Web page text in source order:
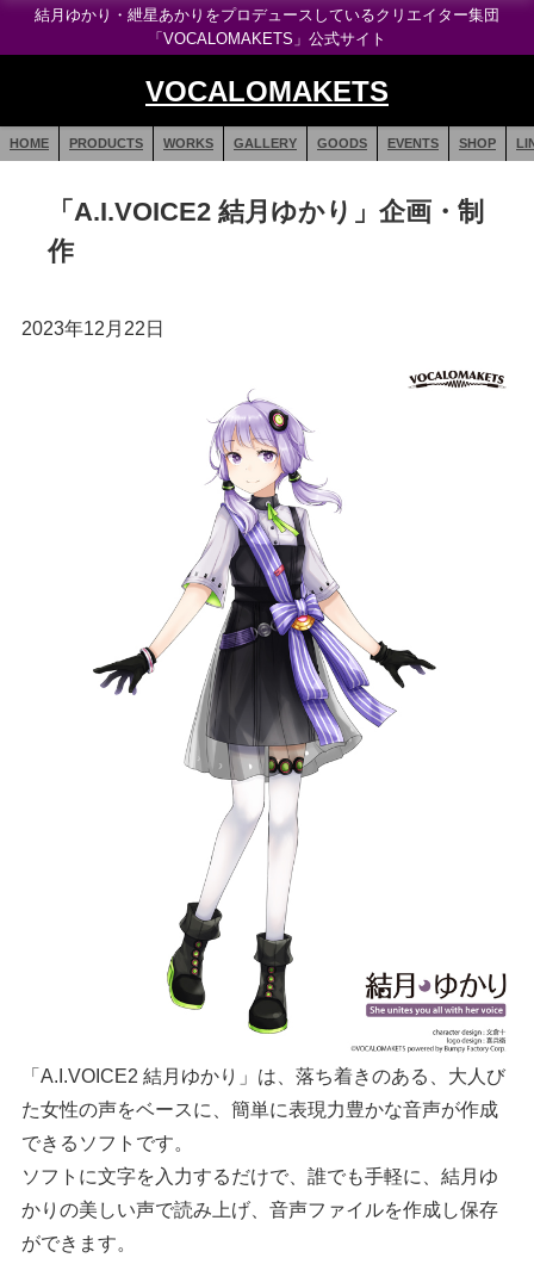
結月ゆかり・紲星あかりをプロデュースしているクリエイター集団
「VOCALOMAKETS」公式サイト
VOCALOMAKETS
HOME PRODUCTS WORKS GALLERY GOODS EVENTS SHOP
「A.I.VOICE2 結月ゆかり」企画・制
作
2023年12月22日
「A.I.VOICE2 結月ゆかり」は、落ち着きのある、大人び
た女性の声をベースに、簡単に表現力豊かな音声が作成
できるソフトです。
ソフトに文字を入力するだけで、誰でも手軽に、結月ゆ
かりの美しい声で読み上げ、音声ファイルを作成し保存
ができます。